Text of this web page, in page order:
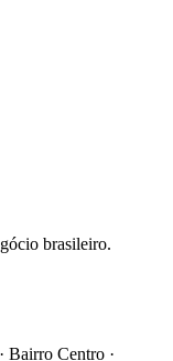
brasileiro.
Bairro Centro ·